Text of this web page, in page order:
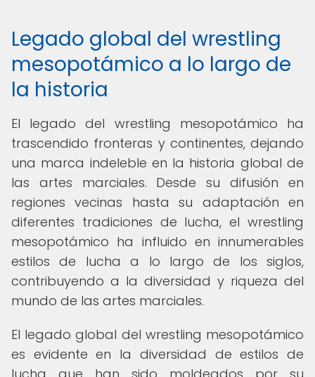
Legado global del wrestling
mesopotámico a lo largo de
la historia
El legado del wrestling mesopotámico ha
trascendido fronteras y continentes, dejando
una marca indeleble en la historia global de
las artes marciales. Desde su difusión en
regiones vecinas hasta su adaptación en
diferentes tradiciones de lucha, el wrestling
mesopotámico ha influido en innumerables
estilos de lucha a lo largo de los siglos,
contribuyendo a la diversidad y riqueza del
mundo de las artes marciales.
El legado global del wrestling mesopotámico
es evidente en la diversidad de estilos de